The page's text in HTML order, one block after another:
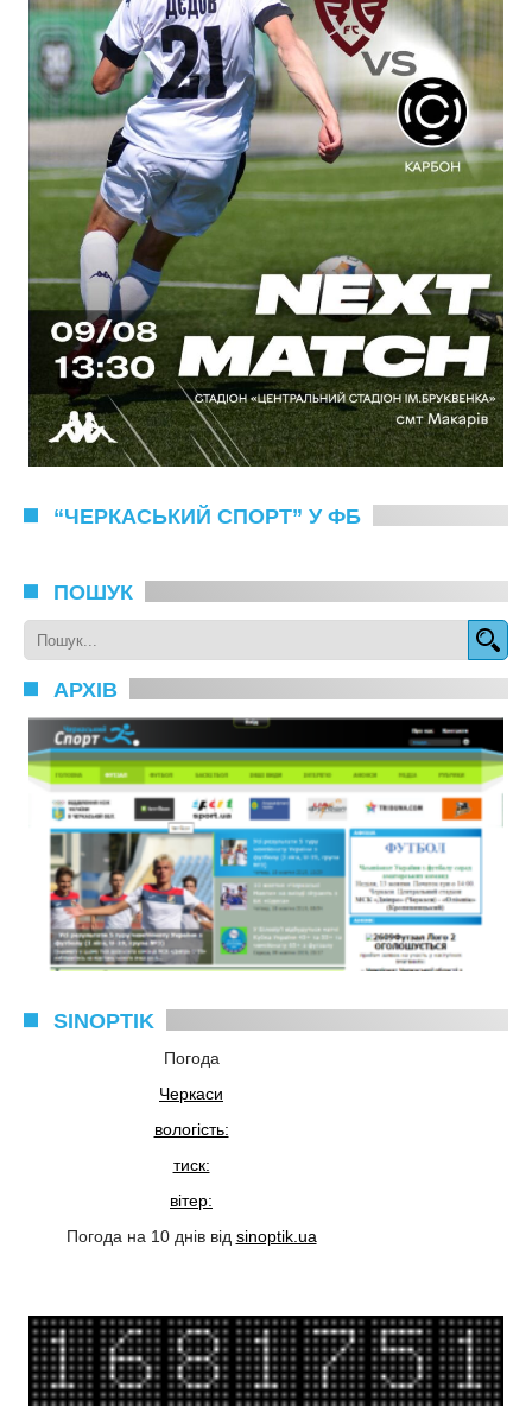
“ЧЕРКАСЬКИЙ СПОРТ” У ФБ
ПОШУК
АРХІВ
SINOPTIK
Погода
Черкаси
вологість:
тиск:
вітер:
Погода на 10 днів від sinoptik.ua